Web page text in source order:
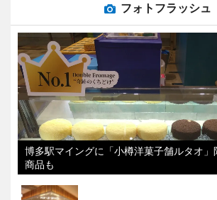
フォトフラッシュ
博多駅マイングに「小樽洋菓子舗ルタオ
商品も